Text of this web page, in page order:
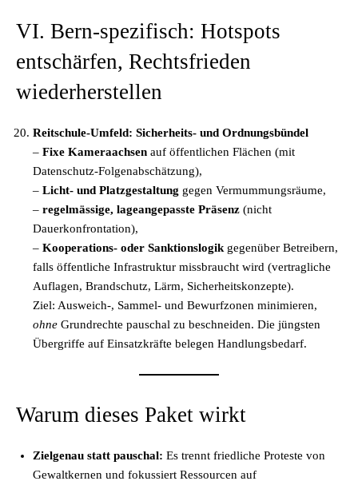
VI. Bern-spezifisch: Hotspots
entschärfen, Rechtsfrieden
wiederherstellen
Reitschule-Umfeld: Sicherheits- und Ordnungsbündel
– Fixe Kameraachsen auf öffentlichen Flächen (mit
Datenschutz-Folgenabschätzung),
– Licht- und Platzgestaltung gegen Vermummungsräume,
– regelmässige, lageangepasste Präsenz (nicht
Dauerkonfrontation),
– Kooperations- oder Sanktionslogik gegenüber Betreibern,
falls öffentliche Infrastruktur missbraucht wird (vertragliche
Auflagen, Brandschutz, Lärm, Sicherheitskonzepte).
Ziel: Ausweich-, Sammel- und Bewurfzonen minimieren,
ohne Grundrechte pauschal zu beschneiden. Die jüngsten
Übergriffe auf Einsatzkräfte belegen Handlungsbedarf.
Warum dieses Paket wirkt
Zielgenau statt pauschal: Es trennt friedliche Proteste von
Gewaltkernen und fokussiert Ressourcen auf